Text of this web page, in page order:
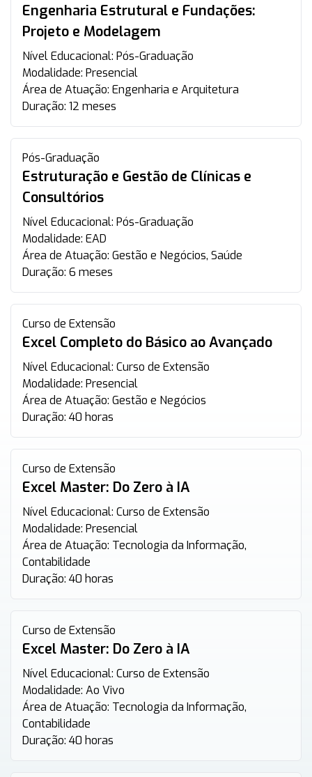
Engenharia Estrutural e Fundações:
Projeto e Modelagem
Nível Educacional: Pós-Graduação
Modalidade: Presencial
Área de Atuação: Engenharia e Arquitetura
Duração: 12 meses
Pós-Graduação
Estruturação e Gestão de Clínicas e
Consultórios
Nível Educacional: Pós-Graduação
Modalidade: EAD
Área de Atuação: Gestão e Negócios, Saúde
Duração: 6 meses
Curso de Extensão
Excel Completo do Básico ao Avançado
Nível Educacional: Curso de Extensão
Modalidade: Presencial
Área de Atuação: Gestão e Negócios
Duração: 40 horas
Curso de Extensão
Excel Master: Do Zero à IA
Nível Educacional: Curso de Extensão
Modalidade: Presencial
Área de Atuação: Tecnologia da Informação,
Contabilidade
Duração: 40 horas
Curso de Extensão
Excel Master: Do Zero à IA
Nível Educacional: Curso de Extensão
Modalidade: Ao Vivo
Área de Atuação: Tecnologia da Informação,
Contabilidade
Duração: 40 horas